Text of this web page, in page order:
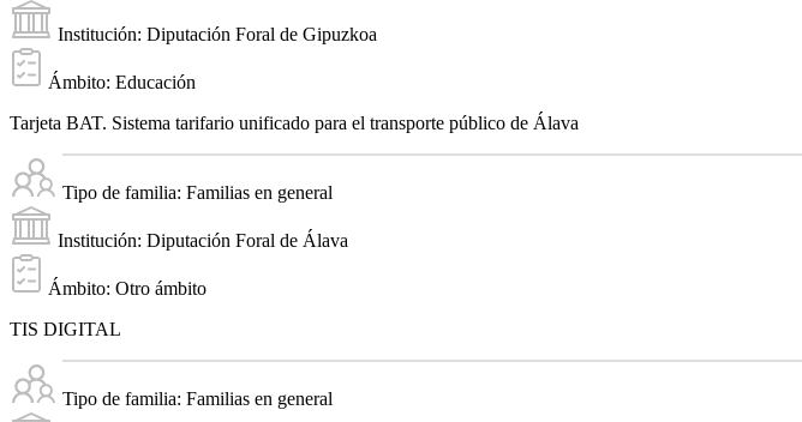
Institución: Diputación Foral de Gipuzkoa
Ámbito: Educación
Tarjeta BAT. Sistema tarifario unificado para el transporte público de Álava
Tipo de familia: Familias en general
Institución: Diputación Foral de Álava
Ámbito: Otro ámbito
TIS DIGITAL
Tipo de familia: Familias en general